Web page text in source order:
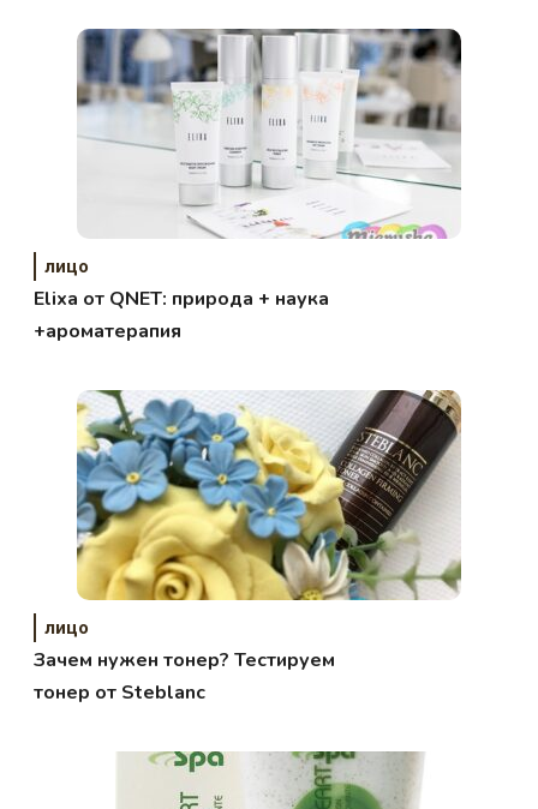
лицо
Elixa от QNET: природа + наука
+ароматерапия
лицо
Зачем нужен тонер? Тестируем
тонер от Steblanc